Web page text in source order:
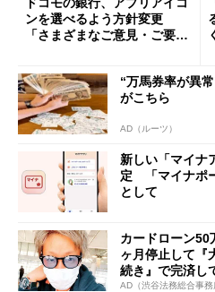
ンを選べるよう方針変更
「さまざまなご意見・ご要望
“万馬券率が異
がこちら
AD（ルーツ）
新しい「マイナ
定 「マイナポ
として
カードローン50
ヶ月停止して『
続き』で完済し
AD（渋谷法務総合事務